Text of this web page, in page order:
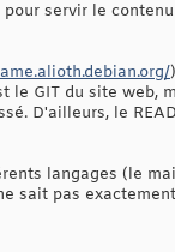
servir le
le GIT du site web,
D'ailleurs, le
langages (le
sait pas